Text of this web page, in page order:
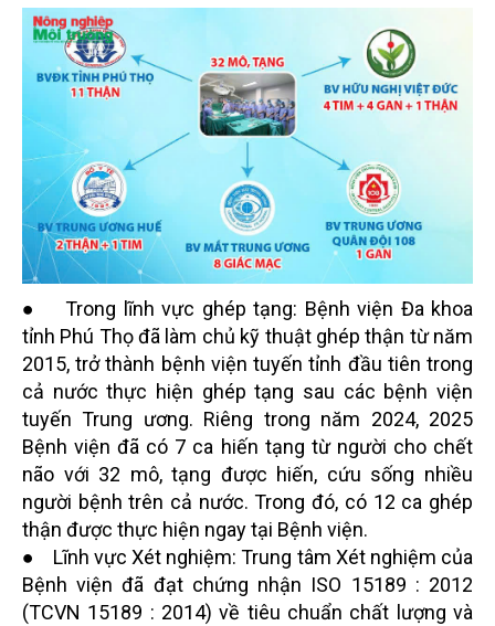
● Trong lĩnh vực ghép tạng: Bệnh viện Đa khoa
tỉnh Phú Thọ đã làm chủ kỹ thuật ghép thận từ năm
2015, trở thành bệnh viện tuyến tỉnh đầu tiên trong
cả nước thực hiện ghép tạng sau các bệnh viện
tuyến Trung ương. Riêng trong năm 2024, 2025
Bệnh viện đã có 7 ca hiến tạng từ người cho chết
não với 32 mô, tạng được hiến, cứu sống nhiều
người bệnh trên cả nước. Trong đó, có 12 ca ghép
thận được thực hiện ngay tại Bệnh viện.
● Lĩnh vực Xét nghiệm: Trung tâm Xét nghiệm của
Bệnh viện đã đạt chứng nhận ISO 15189 : 2012
(TCVN 15189 : 2014) về tiêu chuẩn chất lượng và